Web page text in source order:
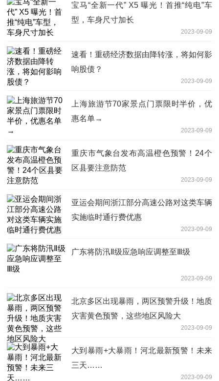
宝马“全新一代” X5 曝光！首推“纯电”车
型，车身尺寸加长
2023-09-09
速看！重磅经济数据由降转涨，将如何影
响股债？
2023-09-09
上海旅游节70家景点门票限时半价，优
惠名单→
2023-09-09
重庆市气象台发布高温橙色预警！24个
区县要注意防范
2023-09-09
亚运会期间浙江部分高速公路对这类车辆
实施临时通行费优惠
2023-09-09
广东将防汛Ⅱ级应急响应调整至Ⅲ级
2023-09-09
北京多区出现暴雨，两区预警升级！地质
灾害黄色预警，这些地区风险大
2023-09-09
大到暴雨+大暴雨！河北最新预警！未来
三天……
2023-09-09